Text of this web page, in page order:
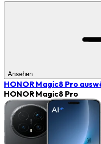
Ansehen
HONOR Magic8 Pro
HONOR Magic8 Pro